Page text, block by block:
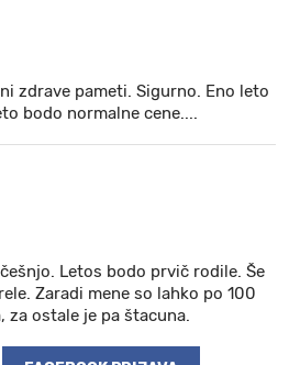
zdrave pameti. Sigurno. Eno leto
bodo normalne cene....
Letos bodo prvič rodile. Še
Zaradi mene so lahko po 100
za ostale je pa štacuna.